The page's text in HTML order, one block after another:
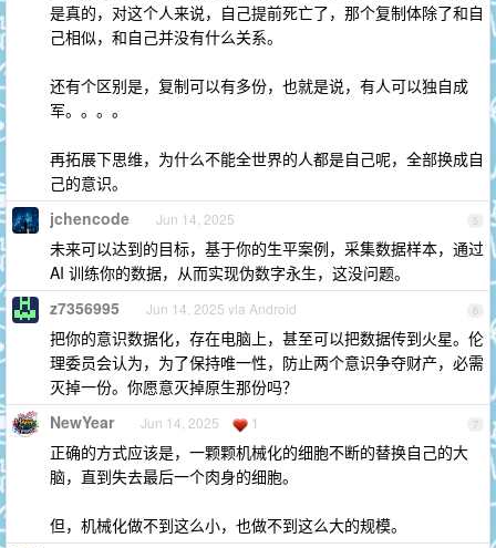
是真的，对这个人来说，自己提前死亡了，那个复制体除了和自
己相似，和自己并没有什么关系。
还有个区别是，复制可以有多份，也就是说，有人可以独自成
军。。。。
再拓展下思维，为什么不能全世界的人都是自己呢，全部换成自
己的意识。
5
jchencode Jun 14, 2025
未来可以达到的目标，基于你的生平案例，采集数据样本，通过
AI 训练你的数据，从而实现伪数字永生，这没问题。
6
z7356995 Jun 14, 2025 via Android
把你的意识数据化，存在电脑上，甚至可以把数据传到火星。伦
理委员会认为，为了保持唯一性，防止两个意识争夺财产，必需
灭掉一份。你愿意灭掉原生那份吗？
7
NewYear Jun 14, 2025 1
正确的方式应该是，一颗颗机械化的细胞不断的替换自己的大
脑，直到失去最后一个肉身的细胞。
但，机械化做不到这么小，也做不到这么大的规模。